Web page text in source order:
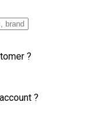
?
?